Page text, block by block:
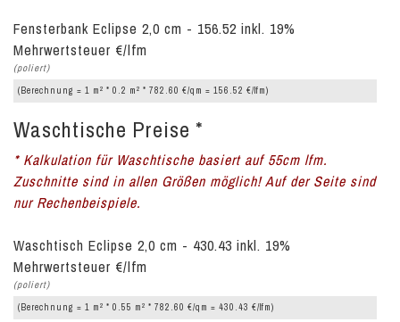
Fensterbank Eclipse 2,0 cm - 156.52 inkl. 19%
Mehrwertsteuer €/lfm
(poliert)
(Berechnung = 1 m 2 * 0.2 m 2 * 782.60 €/qm = 156.52 €/lfm)
Waschtische Preise *
* Kalkulation für Waschtische basiert auf 55cm lfm.
Zuschnitte sind in allen Größen möglich! Auf der Seite sind
nur Rechenbeispiele.
Waschtisch Eclipse 2,0 cm - 430.43 inkl. 19%
Mehrwertsteuer €/lfm
(poliert)
(Berechnung = 1 m 2 * 0.55 m 2 * 782.60 €/qm = 430.43 €/lfm)